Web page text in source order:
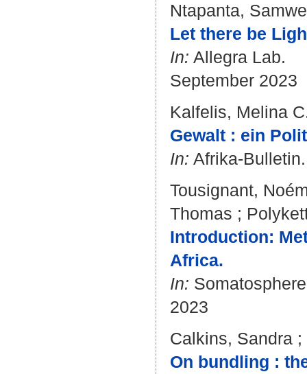
Ntapanta,
Let there be
In: Allegra Lab.
September 2023
Kalfelis, Melina
Gewalt : ein
In: Afrika-
Tousignant,
Thomas ;
Introduction:
Africa.
In:
2023
Calkins, Sandra ;
On bundling :